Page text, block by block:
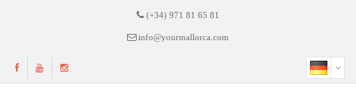
(+34) 971 81 65 81
info@yourmallorca.com